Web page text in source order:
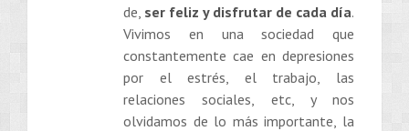
de, ser feliz y disfrutar de cada día.
Vivimos en una sociedad que
constantemente cae en depresiones
por el estrés, el trabajo, las
relaciones sociales, etc, y nos
olvidamos de lo más importante, la